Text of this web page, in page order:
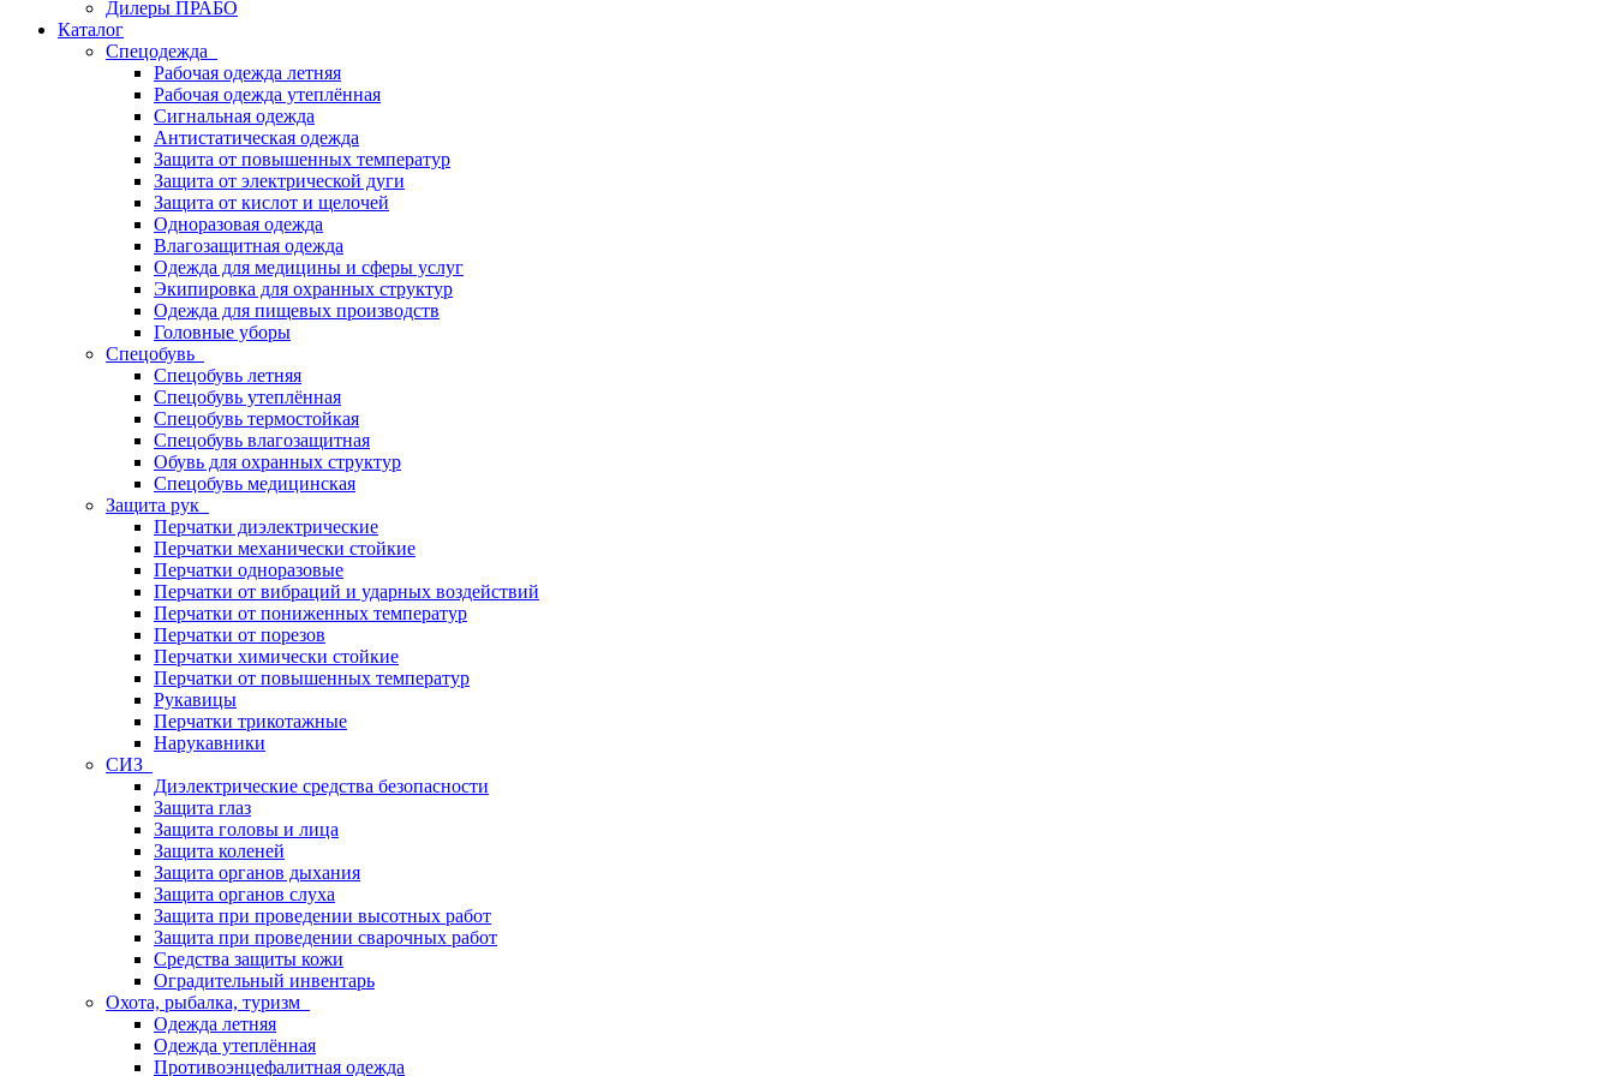
Дилеры ПРАБО
Каталог
Спецодежда
Рабочая одежда летняя
Рабочая одежда утеплённая
Сигнальная одежда
Антистатическая одежда
Защита от повышенных температур
Защита от электрической дуги
Защита от кислот и щелочей
Одноразовая одежда
Влагозащитная одежда
Одежда для медицины и сферы услуг
Экипировка для охранных структур
Одежда для пищевых производств
Головные уборы
Спецобувь
Спецобувь летняя
Спецобувь утеплённая
Спецобувь термостойкая
Спецобувь влагозащитная
Обувь для охранных структур
Спецобувь медицинская
Защита рук
Перчатки диэлектрические
Перчатки механически стойкие
Перчатки одноразовые
Перчатки от вибраций и ударных воздействий
Перчатки от пониженных температур
Перчатки от порезов
Перчатки химически стойкие
Перчатки от повышенных температур
Рукавицы
Перчатки трикотажные
Нарукавники
СИЗ
Диэлектрические средства безопасности
Защита глаз
Защита головы и лица
Защита коленей
Защита органов дыхания
Защита органов слуха
Защита при проведении высотных работ
Защита при проведении сварочных работ
Средства защиты кожи
Оградительный инвентарь
Охота, рыбалка, туризм
Одежда летняя
Одежда утеплённая
Противоэнцефалитная одежда